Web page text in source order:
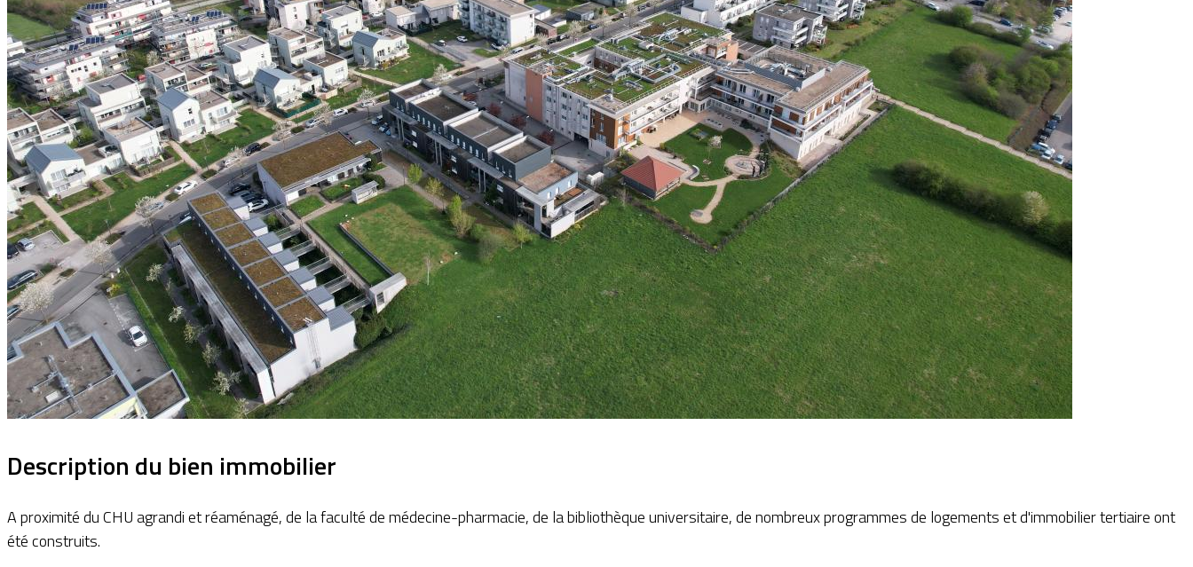
Description du bien immobilier
A proximité du CHU agrandi et réaménagé, de la faculté de médecine-pharmacie, de la bibliothèque universitaire, de nombreux programmes de logements et d'immobilier tertiaire ont
été construits.